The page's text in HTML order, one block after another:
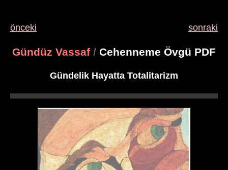
önceki sonraki
Gündüz Vassaf / Cehenneme Övgü PDF
Gündelik Hayatta Totalitarizm